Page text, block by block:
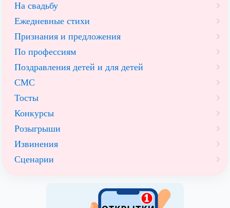
На свадьбу
Ежедневные стихи
Признания и предложения
По профессиям
Поздравления детей и для детей
СМС
Тосты
Конкурсы
Розыгрыши
Извинения
Сценарии